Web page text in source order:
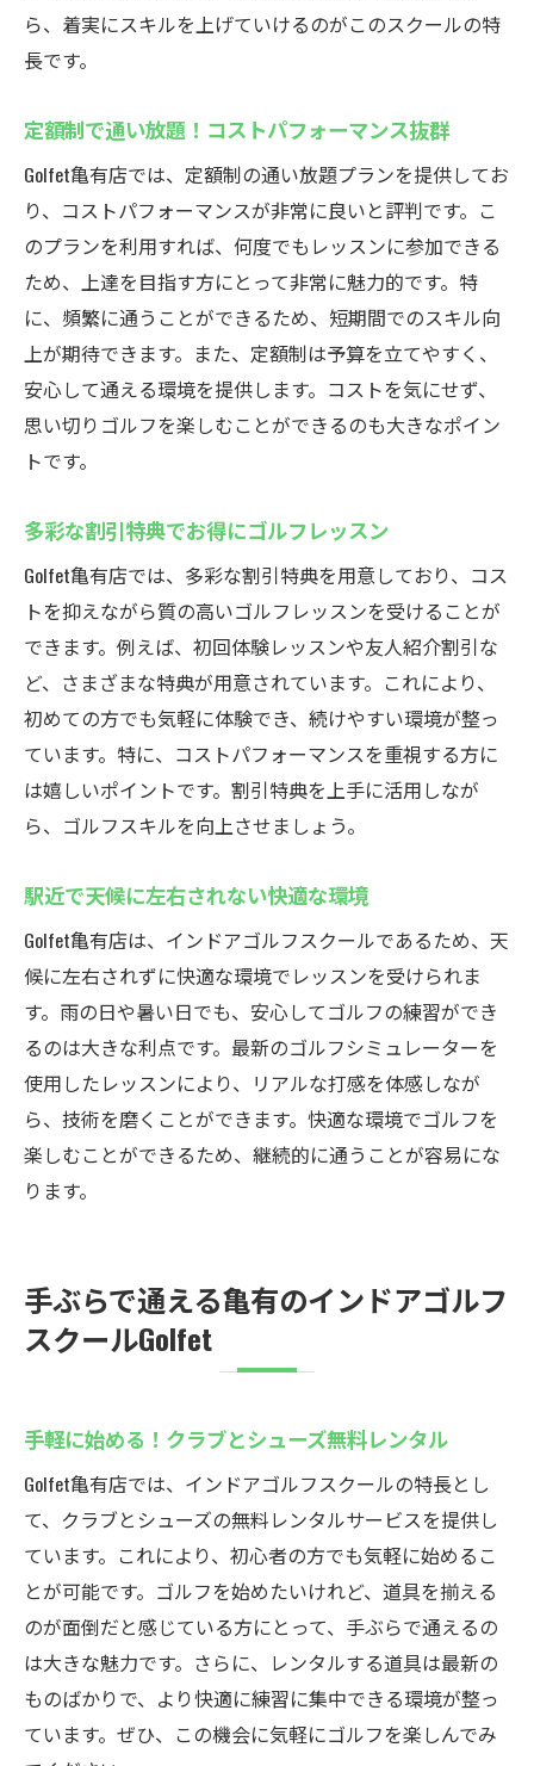
手ぶらでOK！ゴルフが初めてでも安心
多彩な割引特典でお得に通える
天候に左右されない快適なインドア施設
ゴルフ上達を支える亀有のインドアゴルフスク
個別指導で自分に合った練習方法を発見
通いやすさ抜群！亀有駅からすぐ
手ぶらで通える！無料レンタルサービス完
備
天候に左右されない快適な練習環境
手ぶらでゴルフ！亀有のスクール情報
クラブとシューズ無料レンタルで気軽に参
加
初心者も安心の丁寧な個別指導
亀有駅からすぐの便利なインドア施設
定額制プランで効率良く上達
多彩な特典でお得にゴルフを楽しむ
通いやすいインドアゴルフスクール亀有の特徴
アクセス抜群！亀有駅から徒歩2分
手ぶらでOK！無料レンタルサービスの魅力
初心者も安心の個別指導でスキルアップ
定額制でコストパフォーマンス良好
多彩な割引特典で更にお得
天候に左右されない快適な施設環境
ら、着実にスキルを上げていけるのがこのスクールの特
長です。
定額制で通い放題！コストパフォーマンス抜群
Golfet亀有店では、定額制の通い放題プランを提供してお
り、コストパフォーマンスが非常に良いと評判です。こ
のプランを利用すれば、何度でもレッスンに参加できる
ため、上達を目指す方にとって非常に魅力的です。特
に、頻繁に通うことができるため、短期間でのスキル向
上が期待できます。また、定額制は予算を立てやすく、
安心して通える環境を提供します。コストを気にせず、
思い切りゴルフを楽しむことができるのも大きなポイン
トです。
多彩な割引特典でお得にゴルフレッスン
Golfet亀有店では、多彩な割引特典を用意しており、コス
トを抑えながら質の高いゴルフレッスンを受けることが
できます。例えば、初回体験レッスンや友人紹介割引な
ど、さまざまな特典が用意されています。これにより、
初めての方でも気軽に体験でき、続けやすい環境が整っ
ています。特に、コストパフォーマンスを重視する方に
は嬉しいポイントです。割引特典を上手に活用しなが
ら、ゴルフスキルを向上させましょう。
駅近で天候に左右されない快適な環境
Golfet亀有店は、インドアゴルフスクールであるため、天
候に左右されずに快適な環境でレッスンを受けられま
す。雨の日や暑い日でも、安心してゴルフの練習ができ
るのは大きな利点です。最新のゴルフシミュレーターを
使用したレッスンにより、リアルな打感を体感しなが
ら、技術を磨くことができます。快適な環境でゴルフを
楽しむことができるため、継続的に通うことが容易にな
ります。
手ぶらで通える亀有のインドアゴルフ
スクールGolfet
手軽に始める！クラブとシューズ無料レンタル
Golfet亀有店では、インドアゴルフスクールの特長とし
て、クラブとシューズの無料レンタルサービスを提供し
ています。これにより、初心者の方でも気軽に始めるこ
とが可能です。ゴルフを始めたいけれど、道具を揃える
のが面倒だと感じている方にとって、手ぶらで通えるの
は大きな魅力です。さらに、レンタルする道具は最新の
ものばかりで、より快適に練習に集中できる環境が整っ
ています。ぜひ、この機会に気軽にゴルフを楽しんでみ